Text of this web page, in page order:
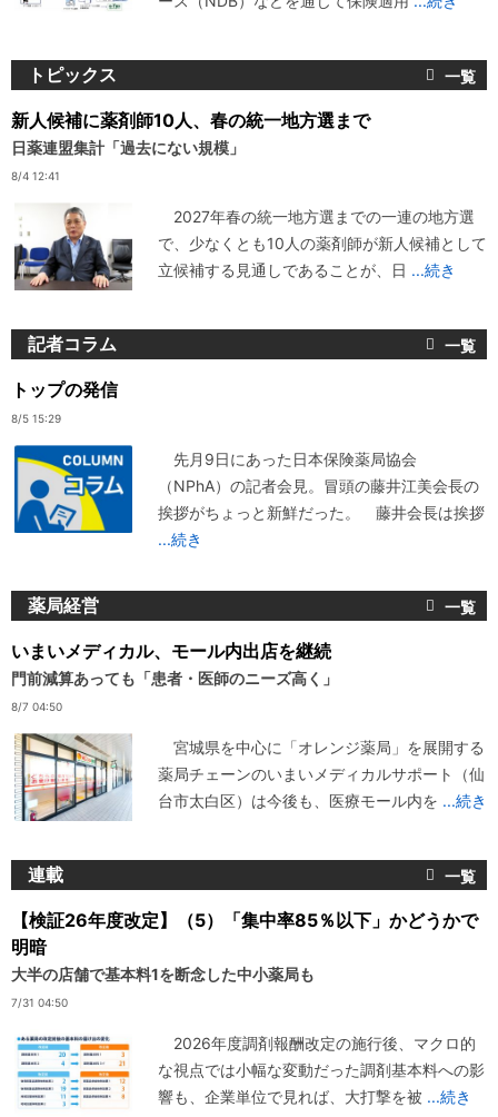
トピックス
新人候補に薬剤師10人、春の統一地方選まで
日薬連盟集計「過去にない規模」
8/4 12:41
2027年春の統一地方選までの一連の地方選
で、少なくとも10人の薬剤師が新人候補として
立候補する見通しであることが、日 ...続き
記者コラム
トップの発信
8/5 15:29
先月9日にあった日本保険薬局協会
（NPhA）の記者会見。冒頭の藤井江美会長の
挨拶がちょっと新鮮だった。 藤井会長は挨拶
...続き
薬局経営
いまいメディカル、モール内出店を継続
門前減算あっても「患者・医師のニーズ高く」
8/7 04:50
宮城県を中心に「オレンジ薬局」を展開する
薬局チェーンのいまいメディカルサポート（仙
台市太白区）は今後も、医療モール内を ...続き
連載
【検証26年度改定】（5）「集中率85％以下」かどうかで
明暗
大半の店舗で基本料1を断念した中小薬局も
7/31 04:50
2026年度調剤報酬改定の施行後、マクロ的
な視点では小幅な変動だった調剤基本料への影
響も、企業単位で見れば、大打撃を被 ...続き